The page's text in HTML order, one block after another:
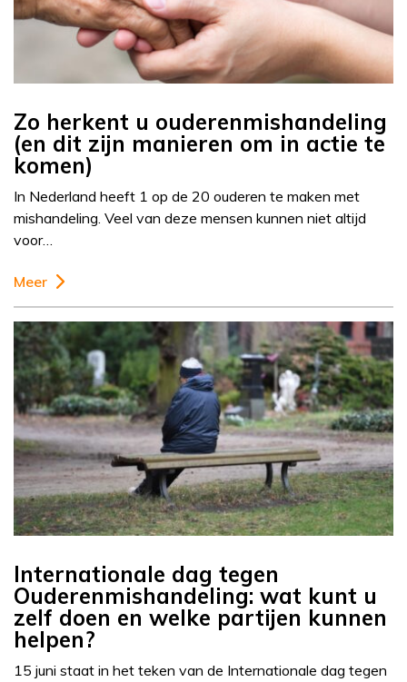
Zo herkent u ouderenmishandeling
(en dit zijn manieren om in actie te
komen)
In Nederland heeft 1 op de 20 ouderen te maken met
mishandeling. Veel van deze mensen kunnen niet altijd
voor…
Meer
Internationale dag tegen
Ouderenmishandeling: wat kunt u
zelf doen en welke partijen kunnen
helpen?
15 juni staat in het teken van de Internationale dag tegen